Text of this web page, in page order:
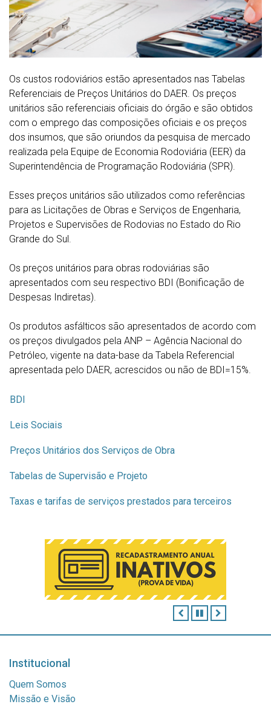
Os custos rodoviários estão apresentados nas Tabelas
Referenciais de Preços Unitários do DAER. Os preços
unitários são referenciais oficiais do órgão e são obtidos
com o emprego das composições oficiais e os preços
dos insumos, que são oriundos da pesquisa de mercado
realizada pela Equipe de Economia Rodoviária (EER) da
Superintendência de Programação Rodoviária (SPR).
Esses preços unitários são utilizados como referências
para as Licitações de Obras e Serviços de Engenharia,
Projetos e Supervisões de Rodovias no Estado do Rio
Grande do Sul.
Os preços unitários para obras rodoviárias são
apresentados com seu respectivo BDI (Bonificação de
Despesas Indiretas).
Os produtos asfálticos são apresentados de acordo com
os preços divulgados pela ANP – Agência Nacional do
Petróleo, vigente na data-base da Tabela Referencial
apresentada pelo DAER, acrescidos ou não de BDI=15%.
BDI
Leis Sociais
Preços Unitários dos Serviços de Obra
Tabelas de Supervisão e Projeto
Taxas e tarifas de serviços prestados para terceiros
ANTERIOR
PAUSAR
Institucional
Quem Somos
Missão e Visão